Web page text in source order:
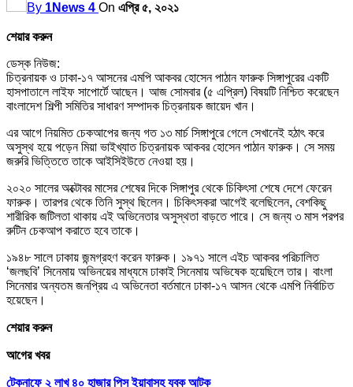
By 1News 4 On এপ্রি ৫, ২০২১
শেয়ার করুন
ডেস্ক নিউজ:
চিত্রনায়ক ও ঢাকা-১৭ আসনের এমপি আকবর হোসেন পাঠান ফারুক সিঙ্গাপুরের একটি
হাসপাতালে লাইফ সাপোর্টে আছেন। আজ সোমবার (৫ এপ্রিল) বিষয়টি নিশ্চিত করেছেন
বাংলাদেশ শিল্পী সমিতির সাধারণ সম্পাদক চিত্রনায়ক জায়েদ খান।
এর আগে নিয়মিত চেকআপের জন্য গত ১৩ মার্চ সিঙ্গাপুরে গেলে সেখানেই হঠাৎ করে
অসুস্থ হয়ে পড়েন মিয়া ভাইখ্যাত চিত্রনায়ক আকবর হোসেন পাঠান ফারুক। সে সময়
জরুরি ভিত্তিতে তাকে আইসিইউতে নেওয়া হয়।
২০২০ সালের অক্টোবর মাসের শেষের দিকে সিঙ্গাপুর থেকে চিকিৎসা শেষে দেশে ফেরেন
ফারুক। তারপর থেকে তিনি সুস্থ ছিলেন। চিকিৎসকরা আগেই বলেছিলেন, বেশকিছু
শারীরিক জটিলতা থাকায় এই অভিনেতার অসুস্থতা বাড়তে পারে। সে জন্য ৩ মাস পরপর
রুটিন চেকআপ করাতে হবে তাকে।
১৯৪৮ সালে ঢাকায় জন্মগ্রহণ করেন ফারুক। ১৯৭১ সালে এইচ আকবর পরিচালিত
‘জলছবি’ সিনেমায় অভিনয়ের মাধ্যমে ঢাকাই সিনেমায় অভিষেক হয়েছিলে তার। বাংলা
সিনেমার অন্যতম জনপ্রিয় এ অভিনেতা বর্তমানে ঢাকা-১৭ আসন থেকে এমপি নির্বাচিত
হয়েছেন।
শেয়ার করুন
আগের খবর
টেকনাফে ২ লাখ ৪০ হাজার পিস ইয়াবাসহ যুবক আটক